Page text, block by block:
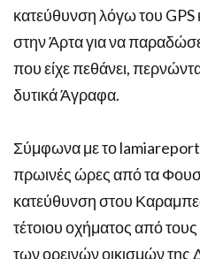
κατεύθυνση λόγω του
στην Άρτα για να
που είχε πεθάνει,
δυτικά Άγραφα.
Σύμφωνα με το
πρωινές ώρες από τα
κατεύθυνση στου
τέτοιου οχήματος από
των ορεινών οικισμών